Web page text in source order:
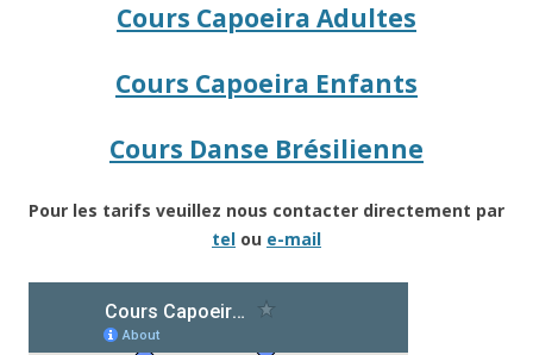
Cours Capoeira Adultes
Cours Capoeira Enfants
Cours Danse Brésilienne
Pour les tarifs veuillez nous contacter directement par
tel ou e-mail